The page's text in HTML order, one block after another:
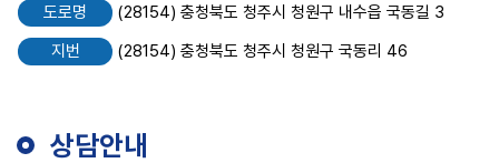
도로명
(28154) 충청북도 청주시 청원구 내수읍 국동길 3
지번
(28154) 충청북도 청주시 청원구 국동리 46
상담안내